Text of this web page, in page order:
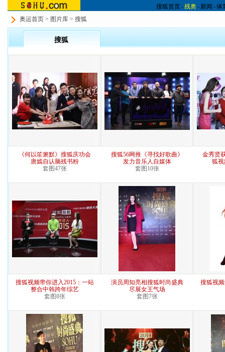
搜狐首页-残奥- 新闻 -体
奥运首页 > 图片库 > 搜狐
搜狐
《何以笙箫默》搜狐庆功会
唐嫣自认脑残书粉
套图47张
搜狐56网推《寻找好歌曲》
发力音乐人自媒体
套图10张
金秀贤
狐视
搜狐视频带你进入2015：一站
整合中韩跨年综艺
套图8张
演员周知亮相搜狐时尚盛典
尽展女王气场
套图7张
搜狐视